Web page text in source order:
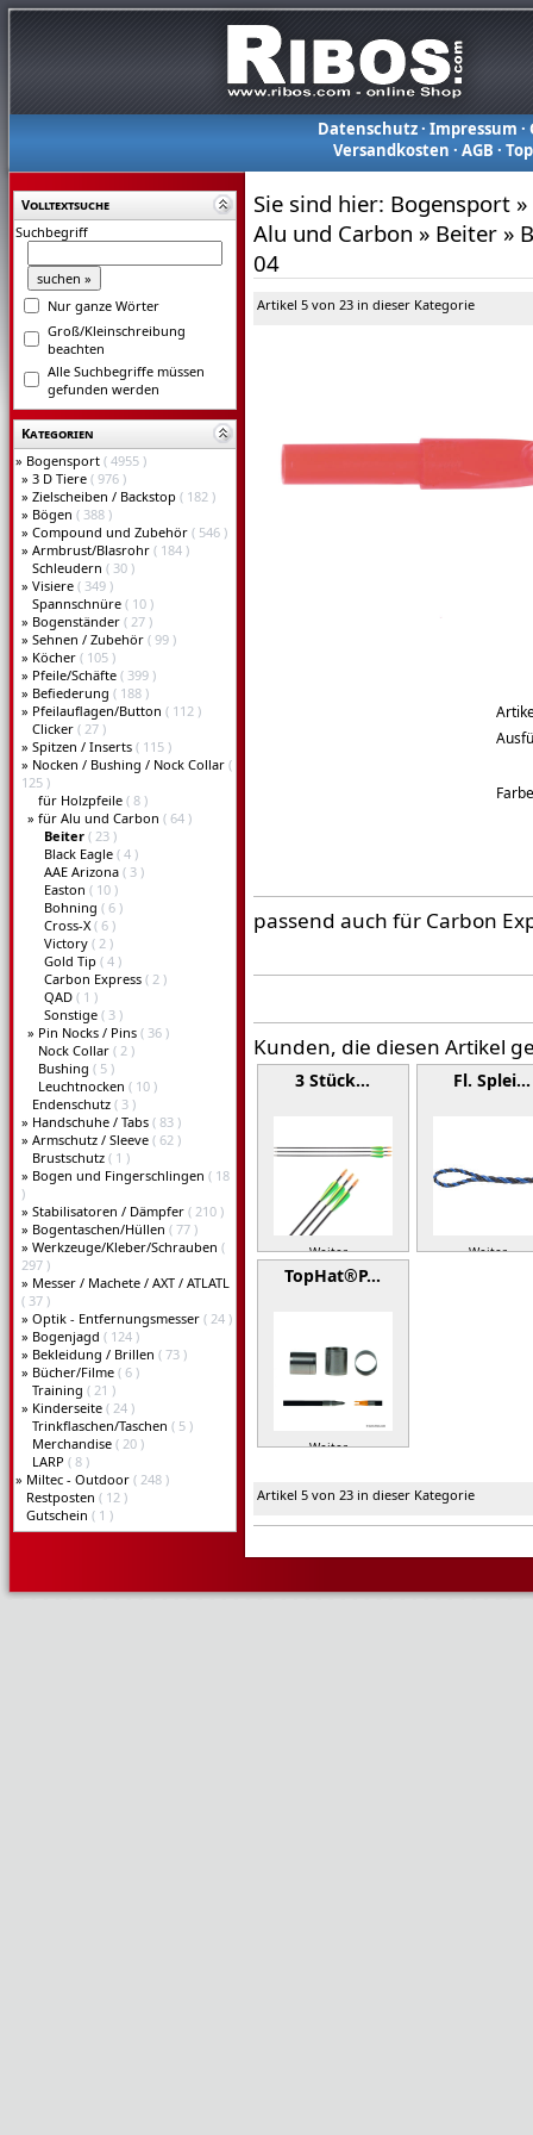
Datenschutz· Impressum ·
Versandkosten ·AGB ·
Volltextsuche
Suchbegriff
Nur ganze Wörter
Groß/Kleinschreibung
beachten
Alle Suchbegriffe müssen
gefunden werden
Kategorien
» Bogensport ( 4955 )
» 3 D Tiere ( 976 )
» Zielscheiben / Backstop ( 182 )
» Bögen ( 388 )
» Compound und Zubehör ( 546 )
» Armbrust/Blasrohr ( 184 )
Schleudern ( 30 )
» Visiere ( 349 )
Spannschnüre ( 10 )
» Bogenständer ( 27 )
» Sehnen / Zubehör ( 99 )
» Köcher ( 105 )
» Pfeile/Schäfte ( 399 )
» Befiederung ( 188 )
» Pfeilauflagen/Button ( 112 )
Clicker ( 27 )
» Spitzen / Inserts ( 115 )
» Nocken / Bushing / Nock Collar (
125 )
für Holzpfeile ( 8 )
» für Alu und Carbon ( 64 )
Beiter ( 23 )
Black Eagle ( 4 )
AAE Arizona ( 3 )
Easton ( 10 )
Bohning ( 6 )
Cross-X( 6 )
Victory ( 2 )
Gold Tip ( 4 )
Carbon Express ( 2 )
QAD ( 1 )
Sonstige ( 3 )
» Pin Nocks / Pins ( 36 )
Nock Collar ( 2 )
Bushing ( 5 )
Leuchtnocken ( 10 )
Endenschutz ( 3 )
» Handschuhe / Tabs ( 83 )
» Armschutz / Sleeve ( 62 )
Brustschutz ( 1 )
» Bogen und Fingerschlingen ( 18
)
» Stabilisatoren / Dämpfer ( 210 )
» Bogentaschen/Hüllen ( 77 )
» Werkzeuge/Kleber/Schrauben (
297 )
» Messer / Machete / AXT / ATLATL
( 37 )
» Optik - Entfernungsmesser ( 24 )
» Bogenjagd ( 124 )
» Bekleidung / Brillen ( 73 )
» Bücher/Filme ( 6 )
Training ( 21 )
» Kinderseite ( 24 )
Trinkflaschen/Taschen ( 5 )
Merchandise ( 20 )
LARP ( 8 )
» Miltec - Outdoor ( 248 )
Restposten ( 12 )
Gutschein ( 1 )
Sie sind hier: Bogensport »
Alu und Carbon » Beiter »
04
Artikel 5 von 23 in dieser Kategorie
passend auch für Carbon
Kunden, die diesen Artikel
3 Stück…
Weiter »
Fl. Splei…
Weiter »
TopHat®P…
Weiter »
Artikel 5 von 23 in dieser Kategorie